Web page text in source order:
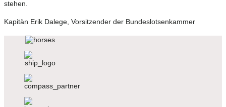
stehen.
Kapitän Erik Dalege, Vorsitzender der Bundeslotsenkammer